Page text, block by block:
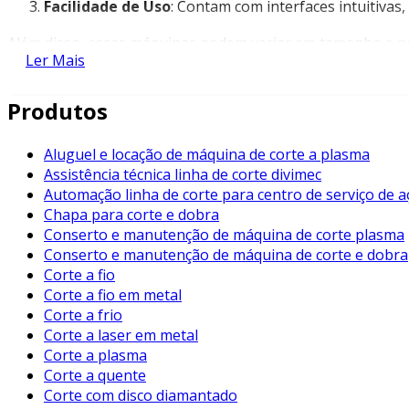
Facilidade de Uso: Contam com interfaces
Além disso, essas máquinas podem variar em tamanho e
A utilização de uma máquina de corte para papel traz
Eficiência de Produção: Aumento na velocidade de
Redução de Desperdícios: Cortes precisos
Versatilidade: Capacidade de trabalhar com
Facilidade de Manutenção: A maioria dessas
Esses fatores contribuem para um melhor retorno sobre
Aplicações da Máquina de Corte para Papel
As máquinas de corte podem ser usadas em diversos
Impressão Gráfica
: Cortes de folhas para livros,
Ler Mais
Produtos
Aluguel e locação de máquina de corte a plasma
Assistência técnica linha de corte divimec
Automação linha de corte para centro de serviço de
Chapa para corte e dobra
Conserto e manutenção de máquina de corte plasma
Conserto e manutenção de máquina de corte e dobra
Corte a fio
Corte a fio em metal
Corte a frio
Corte a laser em metal
Corte a plasma
Corte a quente
Corte com disco diamantado